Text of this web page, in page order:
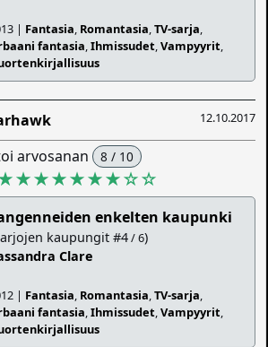
| Fantasia, Romantasia,TV-sarja,
fantasia,Ihmissudet,Vampyyrit,
12.10.2017
arvosanan 8 / 10
☆☆
enkelten kaupunki
kaupungit #4/ 6)
Clare
| Fantasia, Romantasia,TV-sarja,
fantasia,Ihmissudet,Vampyyrit,